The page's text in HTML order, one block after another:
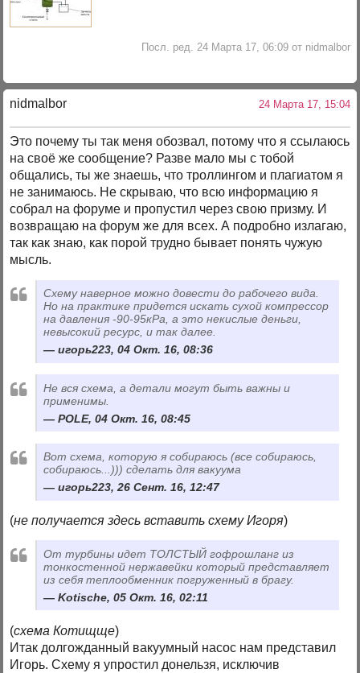
Посл. ред. 24 Марта 17, 06:09 от nidmalbor
nidmalbor 24 Марта 17, 15:04
Это почему ты так меня обозвал, потому что я ссылаюсь
на своё же сообщение? Разве мало мы с тобой
общались, ты же знаешь, что троллингом и плагиатом я
не занимаюсь. Не скрываю, что всю информацию я
собрал на форуме и пропустил через свою призму. И
возвращаю на форум же для всех. А подробно излагаю,
так как знаю, как порой трудно бывает понять чужую
мысль.
Схему наверное можно довести до рабочего вида.
Но на практике придется искать сухой компрессор
на давления -90-95кРа, а это некислые деньги,
невысокий ресурс, и так далее.
игорь223, 04 Окт. 16, 08:36
Не вся схема, а детали могут быть важны и
применимы.
POLE, 04 Окт. 16, 08:45
Вот схема, которую я собираюсь (все собираюсь,
собираюсь...))) сделать для вакуума
игорь223, 26 Сент. 16, 12:47
(не получается здесь вставить схему Игоря)
От турбины идет ТОЛСТЫЙ гофрошланг из
тонкостенной нержавейки который представляет
из себя теплообменник погруженный в брагу.
Kotische, 05 Окт. 16, 02:11
(схема Котищще)
Итак долгожданный вакуумный насос нам представил
Игорь. Схему я упростил донельзя, исключив